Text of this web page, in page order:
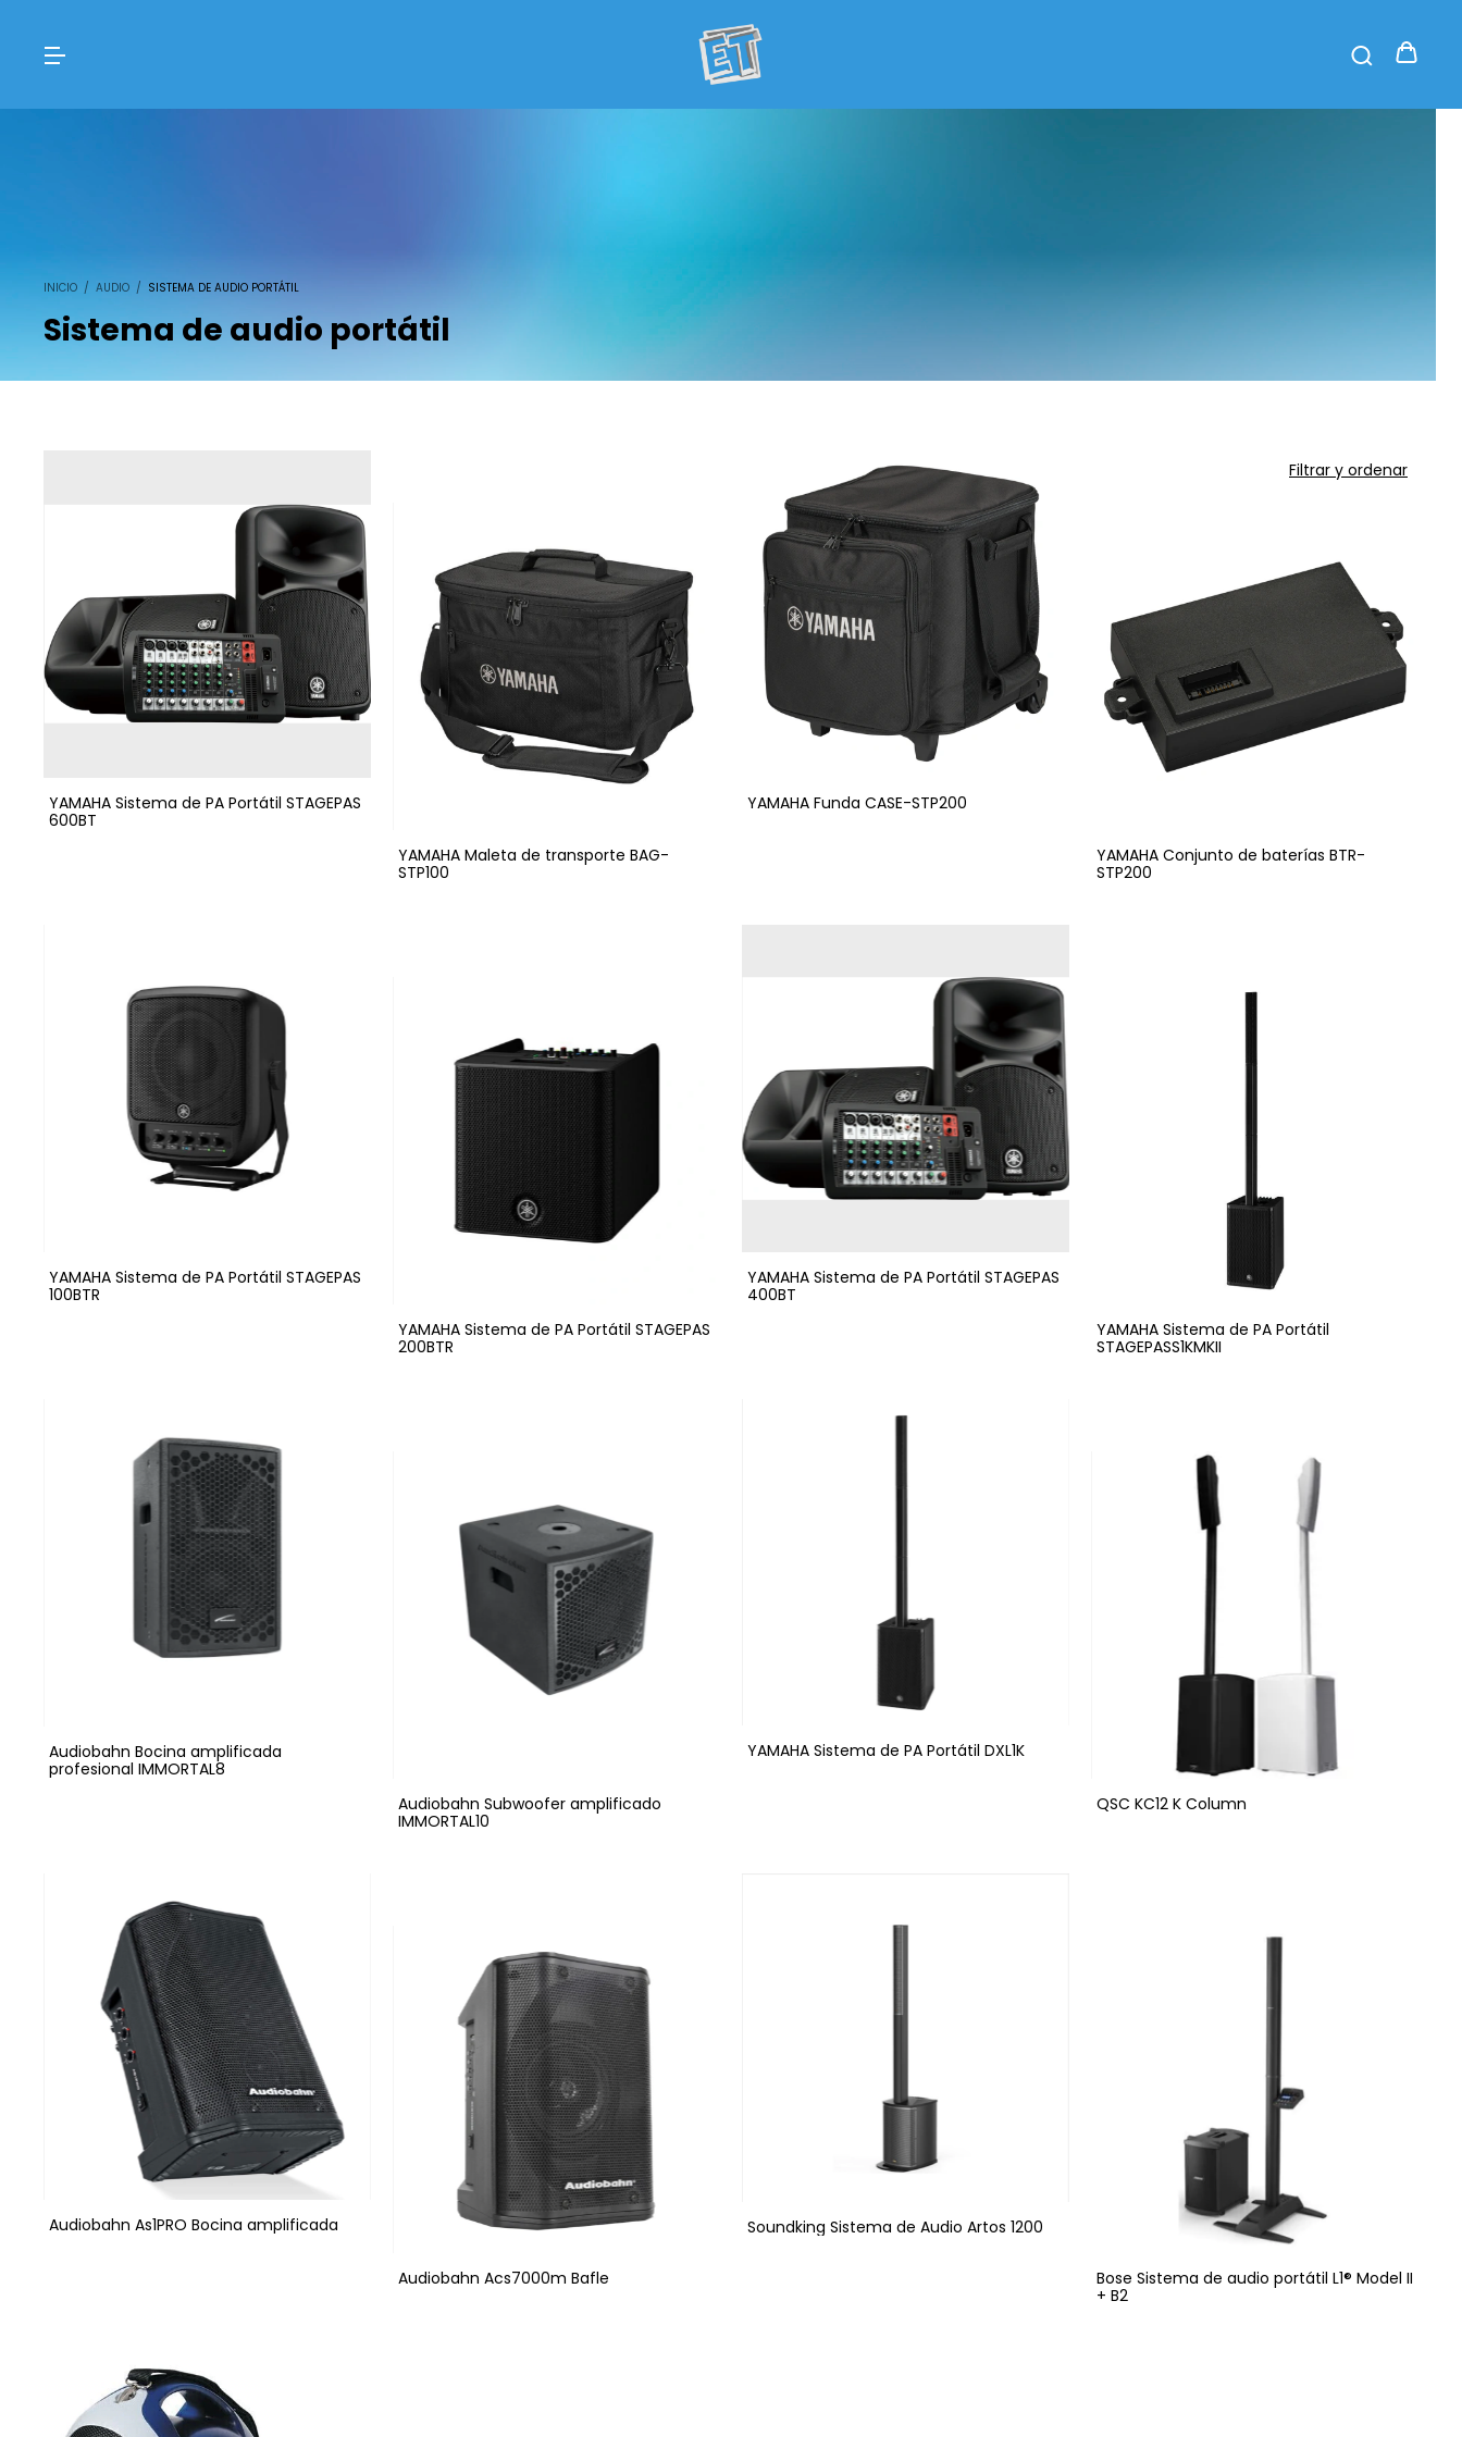
INICIO / AUDIO / SISTEMA DE AUDIO PORTÁTIL
Sistema de audio portátil
Filtrar y ordenar
YAMAHA Sistema de PA Portátil STAGEPAS
600BT
YAMAHA Maleta de transporte BAG-
STP100
YAMAHA Funda CASE-STP200
YAMAHA Conjunto de baterías BTR-
STP200
YAMAHA Sistema de PA Portátil STAGEPAS
100BTR
YAMAHA Sistema de PA Portátil STAGEPAS
200BTR
YAMAHA Sistema de PA Portátil STAGEPAS
400BT
YAMAHA Sistema de PA Portátil
STAGEPASS1KMKII
Audiobahn Bocina amplificada
profesional IMMORTAL8
Audiobahn Subwoofer amplificado
IMMORTAL10
YAMAHA Sistema de PA Portátil DXL1K
QSC KC12 K Column
Audiobahn As1PRO Bocina amplificada
Audiobahn Acs7000m Bafle
Soundking Sistema de Audio Artos 1200
Bose Sistema de audio portátil L1® Model II
+ B2